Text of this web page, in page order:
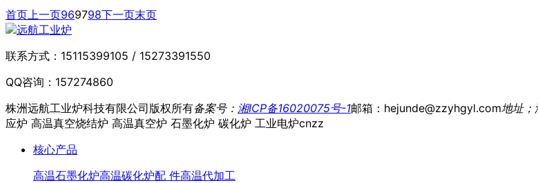
首页 上一页969798下一页末页
联系方式： 15115399105 / 15273391550
QQ咨询： 157274860
株洲远航工业炉科技有限公司版权所有备案号： 湘ICP备16020075号-1邮箱：hejunde@zzyhgyl.com地址；
应炉 高温真空烧结炉 高温真空炉 石墨化炉 碳化炉 工业电炉cnzz
核心产品
高温石墨化炉高温碳化炉配 件高温代加工